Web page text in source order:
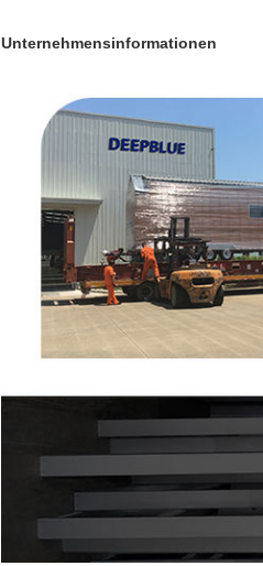
Unternehmensinformationen